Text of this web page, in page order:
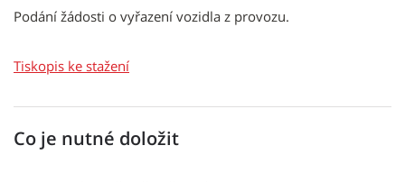
Popis
Podání žádosti o vyřazení vozidla z provozu.
Tiskopis ke stažení
Co je nutné doložit